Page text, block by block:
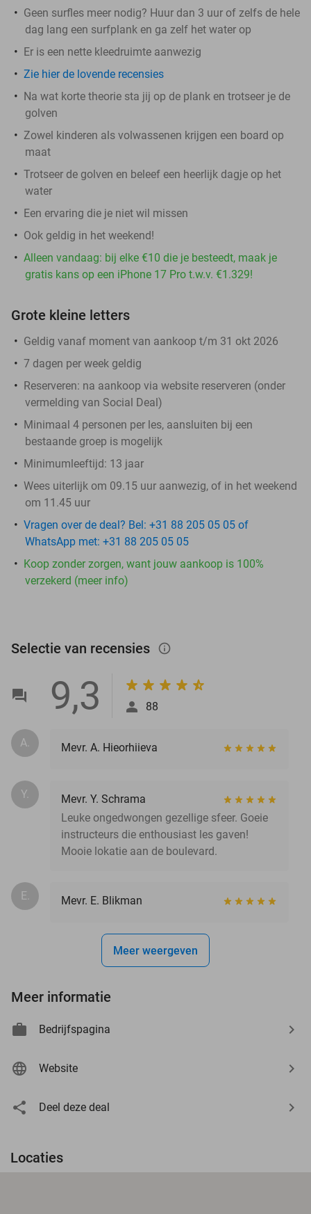
Geen surfles meer nodig? Huur dan 3 uur of zelfs de hele
dag lang een surfplank en ga zelf het water op
Er is een nette kleedruimte aanwezig
Zie hier de lovende recensies
Na wat korte theorie sta jij op de plank en trotseer je de
golven
Zowel kinderen als volwassenen krijgen een board op
maat
Trotseer de golven en beleef een heerlijk dagje op het
water
Een ervaring die je niet wil missen
Ook geldig in het weekend!
Alleen vandaag: bij elke €10 die je besteedt, maak je
gratis kans op een iPhone 17 Pro t.w.v. €1.329!
Grote kleine letters
Geldig vanaf moment van aankoop t/m 31 okt 2026
7 dagen per week geldig
Reserveren: na aankoop via website reserveren (onder
vermelding van Social Deal)
Minimaal 4 personen per les, aansluiten bij een
bestaande groep is mogelijk
Minimumleeftijd: 13 jaar
Wees uiterlijk om 09.15 uur aanwezig, of in het weekend
om 11.45 uur
Vragen over de deal? Bel: +31 88 205 05 05 of
WhatsApp met: +31 88 205 05 05
Koop zonder zorgen, want jouw aankoop is 100%
verzekerd (meer info)
Selectie van recensies info_outlined
9,3 88
A. Mevr. A. Hieorhiieva
Y.
Mevr. Y. Schrama
Leuke ongedwongen gezellige sfeer. Goeie
instructeurs die enthousiast les gaven!
Mooie lokatie aan de boulevard.
E. Mevr. E. Blikman
Meer weergeven
Meer informatie
Bedrijfspagina
Website
Deel deze deal
Locaties